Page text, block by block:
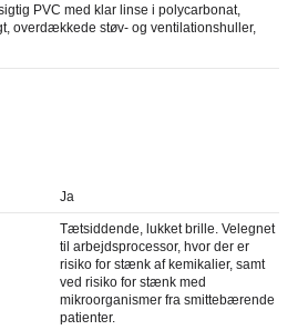
PVC med klar linse i polycarbonat,
overdækkede støv- og ventilationshuller,
Ja
Tætsiddende, lukket brille. Velegnet
til arbejdsprocessor, hvor der er
risiko for stænk af kemikalier, samt
ved risiko for stænk med
mikroorganismer fra smittebærende
patienter.